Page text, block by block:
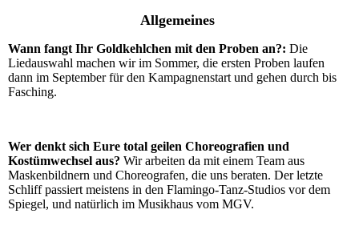
Allgemeines
Wann fangt Ihr Goldkehlchen mit den Proben an?: Die
Liedauswahl machen wir im Sommer, die ersten Proben laufen
dann im September für den Kampagnenstart und gehen durch bis
Fasching.
Wer denkt sich Eure total geilen Choreografien und
Kostümwechsel aus? Wir arbeiten da mit einem Team aus
Maskenbildnern und Choreografen, die uns beraten. Der letzte
Schliff passiert meistens in den Flamingo-Tanz-Studios vor dem
Spiegel, und natürlich im Musikhaus vom MGV.